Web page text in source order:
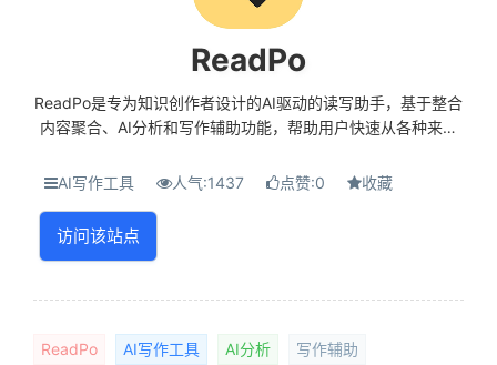
ReadPo
ReadPo是专为知识创作者设计的AI驱动的读写助手，基于整合
内容聚合、AI分析和写作辅助功能，帮助用户快速从各种来源
处理和机器学习算法，ReadPo提...
AI写作工具 人气:1437 点赞:0 收藏
访问该站点
ReadPo AI写作工具 AI分析 写作辅助